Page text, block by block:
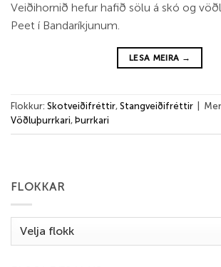
Veiðihornið hefur hafið sölu á skó og
Peet í Bandaríkjunum.
LESA MEIRA →
Flokkur: Skotveiðifréttir, Stangveiðifréttir
Vöðluþurrkari, Þurrkari
FLOKKAR
Flokkar